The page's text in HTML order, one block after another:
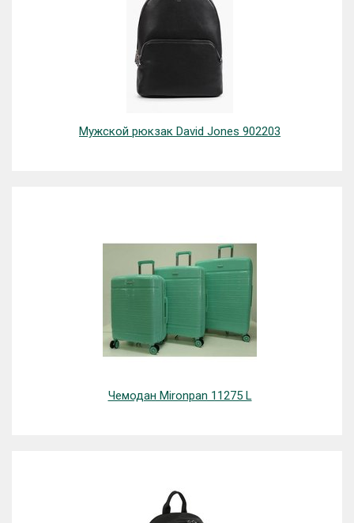
Мужской рюкзак David Jones 902203
Чемодан Mironpan 11275 L